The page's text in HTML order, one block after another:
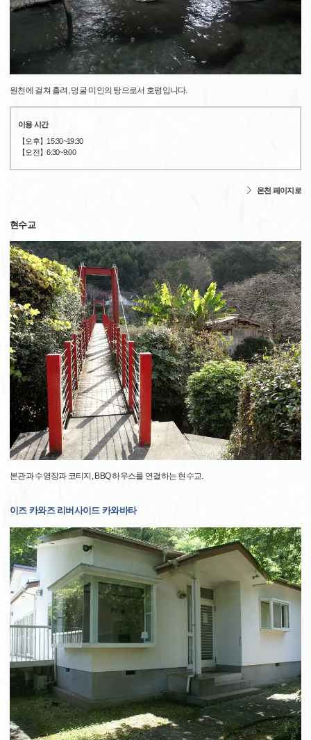
원천에 걸쳐 흘려, 덩굴 미인의 탕으로서 호평입니다.
이용 시간
【오후】15:30~19:30
【오전】6:30~9:00
온천 페이지로
현수교
본관과 수영장과 코티지, BBQ 하우스를 연결하는 현수교.
이즈 카와즈 리버사이드 카와바타